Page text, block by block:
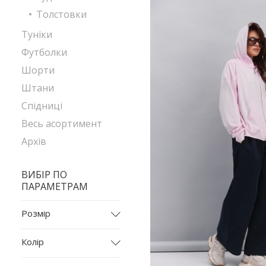
Толстовки
Туніки
Футболки
Шорти
Штани
Спідниці
Весь асортимент
Архів
ВИБІР ПО
ПАРАМЕТРАМ
Розмір
L-XL
Колір